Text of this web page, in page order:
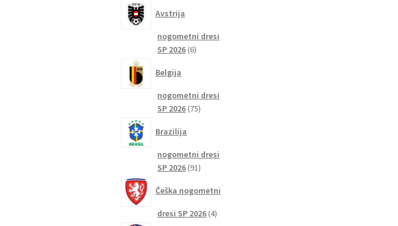
Avstrija
nogometni dresi
SP 2026 66
Belgija
nogometni dresi
SP 2026 7575
Brazilija
nogometni dresi
SP 2026 9191
Češka nogometni
dresi SP 2026 44